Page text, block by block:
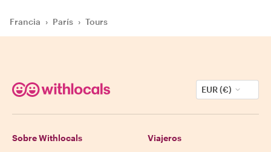
Francia › París › Tours
EUR (€)
Sobre Withlocals Viajeros